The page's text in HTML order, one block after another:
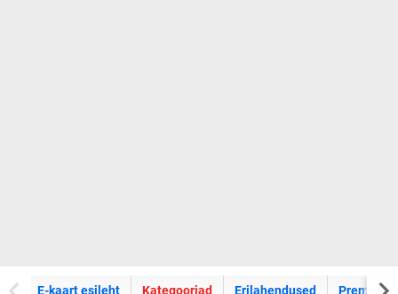
E-kaart esileht E-kaartide
Kategooriad Erilahendused Premium